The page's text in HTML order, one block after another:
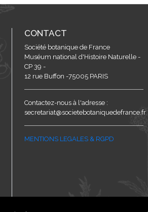
CONTACT
Société botanique de France
Muséum national d'Histoire Naturelle -
CP 39 -
12 rue Buffon -75005 PARIS
Contactez-nous à l'adresse :
secretariat@societebotaniquedefrance.fr
MENTIONS LEGALES & RGPD